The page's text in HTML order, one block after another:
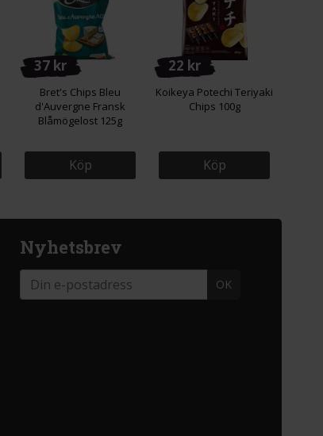
37 kr
Bret's Chips Bleu
d'Auvergne Fransk
Blåmögelost 125g
Köp
22 kr
Koikeya Potechi Teriyaki
Chips 100g
Köp
Nyhetsbrev
OK